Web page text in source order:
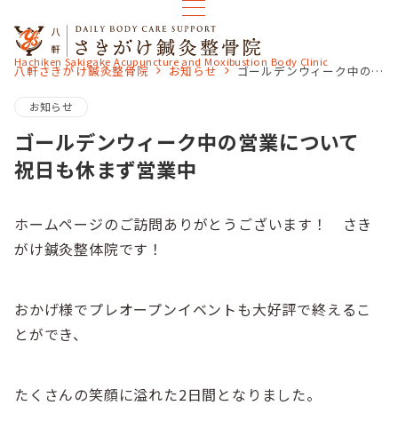
Hachiken Sakigake Acupuncture and Moxibustion Body Clinic
八軒さきがけ鍼灸整骨院 お知らせ ゴールデンウィーク中の営業について 祝日も休まず営業中
お知らせ
ゴールデンウィーク中の営業について
祝日も休まず営業中
ホームページのご訪問ありがとうございます！ さき
がけ鍼灸整体院です！
おかげ様でプレオープンイベントも大好評で終えるこ
とができ、
たくさんの笑顔に溢れた2日間となりました。